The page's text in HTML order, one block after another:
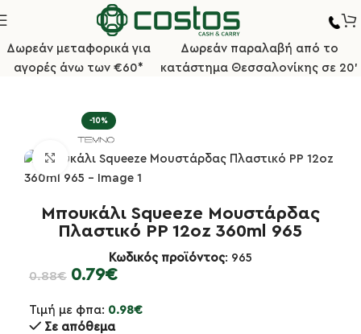
Δωρεάν μεταφορικά για
αγορές άνω των €60*
Δωρεάν παραλαβή από το
κατάστημα Θεσσαλονίκης σε 20'
Αρχική σελίδα Κουζίνα Κετσαπιέρες, Squeeze
-10%
Κλικ για μεγέθυνση
Μπουκάλι Squeeze Μουστάρδας
Πλαστικό PP 12oz 360ml 965
Κωδικός προϊόντος: 965
0.88€ 0.79€
Τιμή με φπα: 0.98€
Σε απόθεμα